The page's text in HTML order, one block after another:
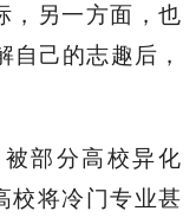
，另一方面，也
自己的志趣后，
部分高校异化
校将冷门专业甚